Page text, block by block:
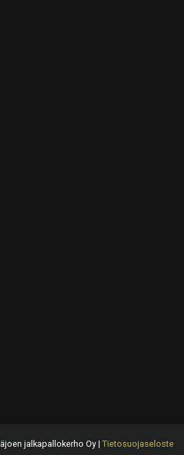
jalkapallokerho Oy | Tietosuojaseloste